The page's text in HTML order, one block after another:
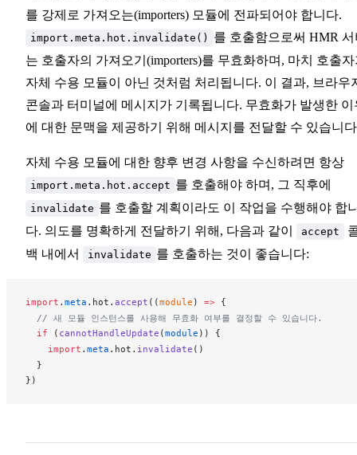
를 강제로 가져오는(importers) 모듈에 전파되어야 합니다.
import.meta.hot.invalidate()
를 호출함으로써 HMR 서
는 호출자의 가져오기(importers)를 무효화하며, 마치 호출
자체 수용 모듈이 아닌 것처럼 처리됩니다. 이 결과, 브라우
콘솔과 터미널에 메시지가 기록됩니다. 무효화가 발생한 이
에 대한 문맥을 제공하기 위해 메시지를 전달할 수 있습니
자체 수용 모듈에 대한 향후 변경 사항을 수신하려면 항상
import.meta.hot.accept 를 호출해야 하며, 그 직후에
invalidate 를 호출할 계획이라도 이 작업을 수행해야 합
다. 의도를 명확하게 전달하기 위해, 다음과 같이
accept
백 내에서
invalidate 를 호출하는 것이 좋습니다:
import . meta . hot . accept ((module ) => {
  // 새 모듈 인스턴스를 사용해 무효화 여부를 결정할 수 있습니다.
  if
( cannotHandleUpdate (module )) {
    import
. meta . hot . invalidate ()
  }
})